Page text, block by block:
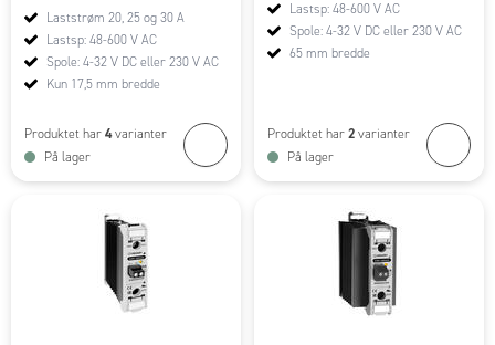
Laststrøm 20, 25 og 30 A
Lastsp: 48-600 V AC
Spole: 4-32 V DC eller 230 V AC
Kun 17,5 mm bredde
Produktet har 4varianter
På lager
Lastsp: 48-600 V AC
Spole: 4-32 V DC eller 230 V AC
65 mm bredde
Produktet har 2 varianter
På lager